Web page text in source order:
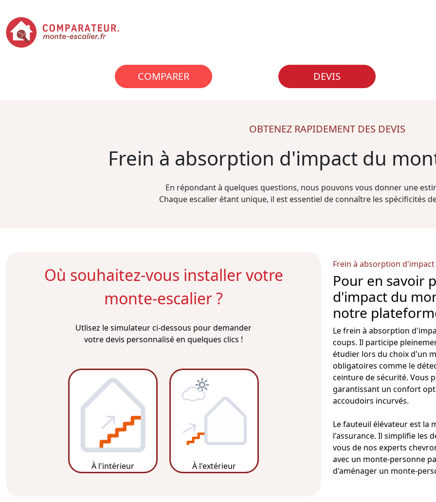
COMPARER DEVIS
OBTENEZ RAPIDEMENT DES DEVIS
Frein à absorption d'impact du
En répondant à quelques questions, nous pouvons vous donner une
Chaque escalier étant unique, il est essentiel de connaître les spécificités
Où souhaitez-vous installer votre
monte-escalier ?
Utlisez le simulateur ci-dessous pour demander
votre devis personnalisé en quelques clics !
À l'intérieur À l'extérieur
Frein à absorption
Pour en savoir
d'impact du
notre
Lefrein à absorption
coups. Il participe
étudier lors du choix d'un
obligatoires comme le
ceinture de sécurité. Vous
garantissant un confort
accoudoirs incurvés.
Lefauteuil élévateur est la
l'assurance. Il simplifie les
vous de nos experts
avec un monte-personne
d'aménager un monte-